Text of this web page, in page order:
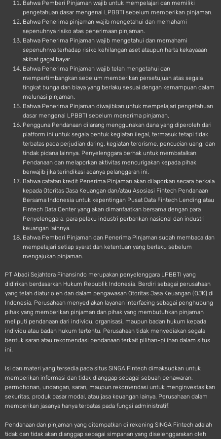
Bahwa Pemberi Pinjaman wajib untuk mempelajari dan memiliki
pengetahuan dasar mengenai LPBBTI sebelum memberikan pinjaman.
Bahwa Penerima pinjaman wajib mengetahui dan memahami
sepenuhnya risiko atas penerimaan pinjaman.
Bahwa Penerima Pinjaman wajib mengetahui dan memahami
sepenuhnya terhadap risiko kehilangan aset ataupun harta kekayaaan
akibat gagal bayar.
Bahwa Penerima Pinjaman wajib telah mengetahui dan
mempertimbangkan sebelum memberikan persetujuan atas segala
tingkat bunga dan biaya yang berlaku sesuai dengan kemampuan dalam
melunasi pinjaman.
Bahwa Penerima Pinjaman diwajibkan untuk mempelajari pengetahuan
dasar mengenai LPBBTI sebelum menerima pinjaman.
Pengguna Pendanaan dilarang menggunakan dana yang diperoleh dari
platform ini untuk segala bentuk kegiatan ilegal, termasuk tetapi tidak
terbatas pada perjudian daring, kegiatan terorisme, pencucian uang, dan
tindak pidana lainnya. Penyelenggara berhak untuk membatalkan
Pendanaan dan melaporkan aktivitas mencurigakan kepada pihak
berwajib jika terindikasi adanya pelanggaran ini.
Bahwa catatan kredit Penerima Pinjaman akan dilaporkan secara berkala
kepada Otoritas Jasa Keuangan dan/atau Asosiasi Fintech Pendanaan
Bersama Indonesia untuk kepentingan Pusat Data Fintech Lending atau
Fintech Data Center yang akan dimanfaatkan bersama dengan para
Penyelenggara, para pelaku industri perbankan nasional dan industri
keuangan lainnya.
Bahwa Pemberi Pinjaman dan Penerima Pinjaman sudah membaca dan
mempelajari setiap syarat dan ketentuan yang berlaku sebelum
mengajukan pinjaman.
PT Abadi Sejahtera Finansindo merupakan penyelenggara LPBBTI yang
didirikan berdasarkan Hukum Republik Indonesia. Berdiri sebagai perusahaan
yang telah diatur oleh dan dalam pengawasan Otoritas Jasa Keuangan (OJK) di
Indonesia, Perusahaan menyediakan layanan interfacing sebagai penghubung
pihak yang memberikan pinjaman dan pihak yang membutuhkan pinjaman
meliputi pendanaan dari individu, organisasi, maupun badan hukum kepada
individu atau badan hukum tertentu. Perusahaan tidak menyediakan segala
bentuk saran atau rekomendasi pendanaan terkait pilihan-pilihan dalam situs
ini.
Isi dan materi yang tersedia pada situs SINGA Fintech dimaksudkan untuk
memberikan informasi dan tidak dianggap sebagai sebuah penawaran,
permohonan, undangan, saran, maupun rekomendasi untuk menginvestasikan
sekuritas, produk pasar modal, atau jasa keuangan lainya. Perusahaan dalam
memberikan jasanya hanya terbatas pada fungsi administratif.
Pendanaan dan pinjaman yang ditempatkan di rekening SINGA Fintech adalah
tidak dan tidak akan dianggap sebagai simpanan yang diselenggarakan oleh